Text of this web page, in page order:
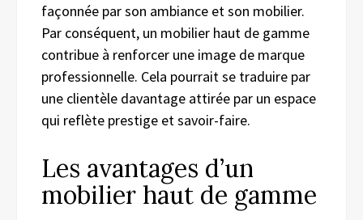
façonnée par son ambiance et son mobilier.
Par conséquent, un mobilier haut de gamme
contribue à renforcer une image de marque
professionnelle. Cela pourrait se traduire par
une clientèle davantage attirée par un espace
qui reflète prestige et savoir-faire.
Les avantages d’un
mobilier haut de gamme